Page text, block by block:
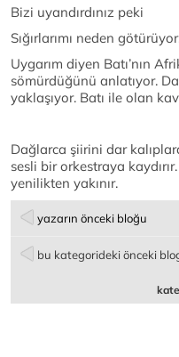
Bizi uyandırdınız peki
Sığırlarımı neden
Uygarım diyen Batı’nın
sömürdüğünü anlatıyor.
yaklaşıyor. Batı ile olan
Dağlarca şiirini dar
sesli bir orkestraya
yenilikten yakınır.
yazarın önceki bloğu
bu kategorideki önceki